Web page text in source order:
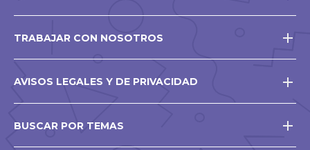
TRABAJAR CON NOSOTROS
AVISOS LEGALES Y DE PRIVACIDAD
BUSCAR POR TEMAS